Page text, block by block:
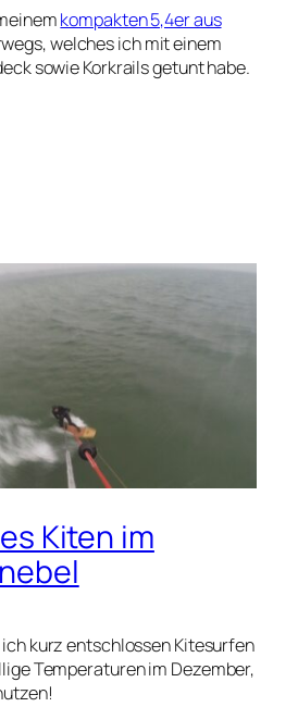
kompakten 5,4er aus
welches ich mit einem
sowie Korkrails getunt habe.
Kiten im
kurz entschlossen Kitesurfen
Temperaturen im Dezember,